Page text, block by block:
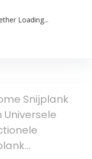
Loading...
Snijplank
Universele